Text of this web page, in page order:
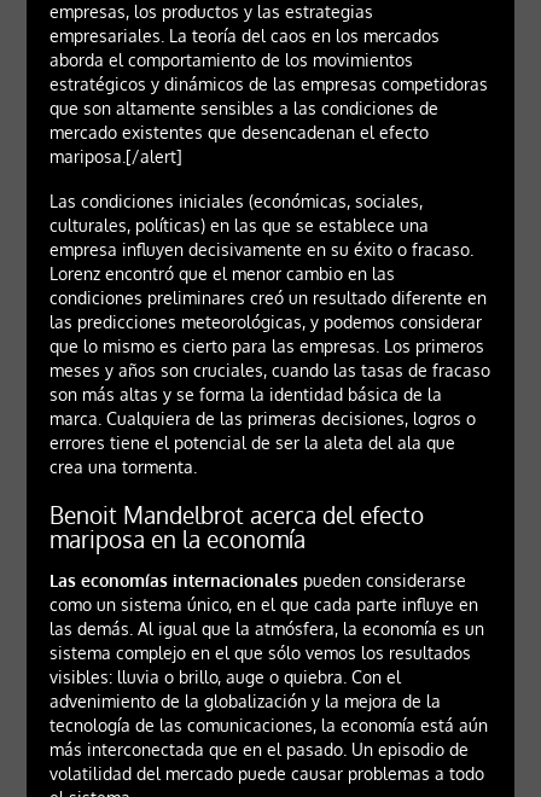
empresas, los productos y las estrategias
empresariales. La teoría del caos en los mercados
aborda el comportamiento de los movimientos
estratégicos y dinámicos de las empresas competidoras
que son altamente sensibles a las condiciones de
mercado existentes que desencadenan el efecto
mariposa.[/alert]
Las condiciones iniciales (económicas, sociales,
culturales, políticas) en las que se establece una
empresa influyen decisivamente en su éxito o fracaso.
Lorenz encontró que el menor cambio en las
condiciones preliminares creó un resultado diferente en
las predicciones meteorológicas, y podemos considerar
que lo mismo es cierto para las empresas. Los primeros
meses y años son cruciales, cuando las tasas de fracaso
son más altas y se forma la identidad básica de la
marca. Cualquiera de las primeras decisiones, logros o
errores tiene el potencial de ser la aleta del ala que
crea una tormenta.
Benoit Mandelbrot acerca del efecto
mariposa en la economía
Las economías internacionalespueden considerarse
como un sistema único, en el que cada parte influye en
las demás. Al igual que la atmósfera, la economía es un
sistema complejo en el que sólo vemos los resultados
visibles: lluvia o brillo, auge o quiebra. Con el
advenimiento de la globalización y la mejora de la
tecnología de las comunicaciones, la economía está aún
más interconectada que en el pasado. Un episodio de
volatilidad del mercado puede causar problemas a todo